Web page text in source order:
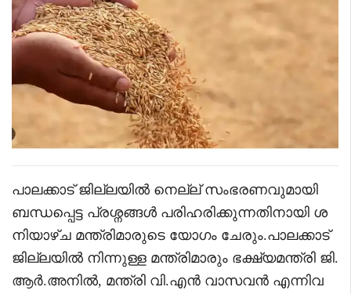
പാലക്കാട് ജില്ലയിൽ നെല്ല് സംഭരണവുമായി
ബന്ധപ്പെട്ട പ്രശ്നങ്ങൾ പരിഹരിക്കുന്നതിനായി ശ
നിയാഴ്ച മന്ത്രിമാരുടെ യോഗം ചേരും.പാലക്കാട്
ജില്ലയിൽ നിന്നുള്ള മന്ത്രിമാരും ഭക്ഷ്യമന്ത്രി ജി.
ആർ.അനിൽ, മന്ത്രി വി.എൻ വാസവൻ എന്നിവ